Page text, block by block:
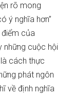
rõ mong
ý nghĩa hơn”
điểm của
những cuộc hội
cách thực
phát ngôn
về định nghĩa